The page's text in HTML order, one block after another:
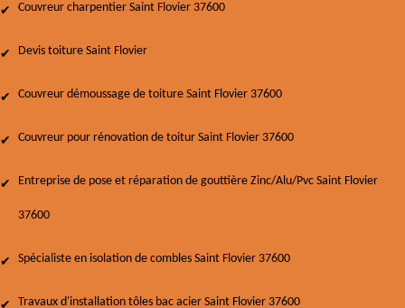
Couvreur charpentier Saint Flovier 37600
Devis toiture Saint Flovier
Couvreur démoussage de toiture Saint Flovier 37600
Couvreur pour rénovation de toitur Saint Flovier 37600
Entreprise de pose et réparation de gouttière Zinc/Alu/Pvc Saint Flovier
37600
Spécialiste en isolation de combles Saint Flovier 37600
Travaux d'installation tôles bac acier Saint Flovier 37600